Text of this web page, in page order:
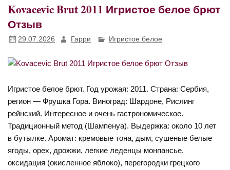
Kovacevic Brut 2011 Игристое белое брют
Отзыв
29.07.2026 Гарри Игристое белое
Игристое белое брют. Год урожая: 2011. Страна: Сербия,
регион — Фрушка Гора. Виноград: Шардоне, Рислинг
рейнский. Интересное и очень гастрономическое.
Традиционный метод (Шампенуа). Выдержка: около 10 лет
в бутылке. Аромат: кремовые тона, дым, сушеные белые
ягоды, орех, дрожжи, легкие леденцы монпансье,
оксидация (окисленное яблоко), перегородки грецкого